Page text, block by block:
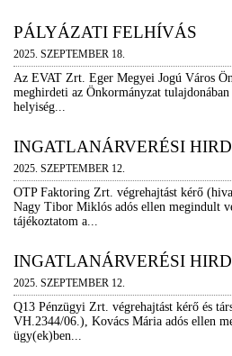
PÁLYÁZATI FELHÍVÁS
2025. SZEPTEMBER 18.
Az EVAT Zrt. Eger Megyei Jogú Város
meghirdeti az Önkormányzat
helyiség...
INGATLANÁRVERÉSI
2025. SZEPTEMBER 12.
OTP Faktoring Zrt. végrehajtást kérő
Nagy Tibor Miklós adós ellen megindult
tájékoztatom a...
INGATLANÁRVERÉSI
2025. SZEPTEMBER 12.
Q13 Pénzügyi Zrt. végrehajtást kérő és
VH.2344/06.), Kovács Mária adós ellen
ügy(ek)ben...